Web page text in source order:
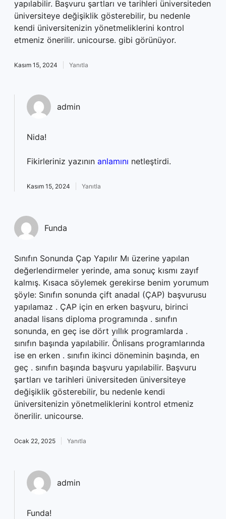
yapılabilir. Başvuru şartları ve tarihleri üniversiteden
üniversiteye değişiklik gösterebilir, bu nedenle
kendi üniversitenizin yönetmeliklerini kontrol
etmeniz önerilir. unicourse. gibi görünüyor.
Kasım 15, 2024 Yanıtla
admin
Nida!
Fikirleriniz yazının anlamını netleştirdi.
Kasım 15, 2024 Yanıtla
Funda
Sınıfın Sonunda Çap Yapılır Mı üzerine yapılan
değerlendirmeler yerinde, ama sonuç kısmı zayıf
kalmış. Kısaca söylemek gerekirse benim yorumum
şöyle: Sınıfın sonunda çift anadal (ÇAP) başvurusu
yapılamaz . ÇAP için en erken başvuru, birinci
anadal lisans diploma programında . sınıfın
sonunda, en geç ise dört yıllık programlarda .
sınıfın başında yapılabilir. Önlisans programlarında
ise en erken . sınıfın ikinci döneminin başında, en
geç . sınıfın başında başvuru yapılabilir. Başvuru
şartları ve tarihleri üniversiteden üniversiteye
değişiklik gösterebilir, bu nedenle kendi
üniversitenizin yönetmeliklerini kontrol etmeniz
önerilir. unicourse.
Ocak 22, 2025 Yanıtla
admin
Funda!